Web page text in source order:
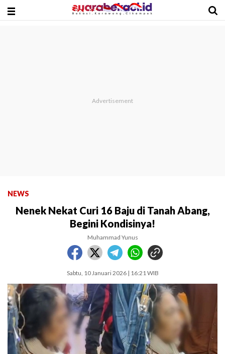
NEWS
Nenek Nekat Curi 16 Baju di Tanah Abang,
Begini Kondisinya!
Muhammad Yunus
Sabtu, 10 Januari 2026 | 16:21 WIB